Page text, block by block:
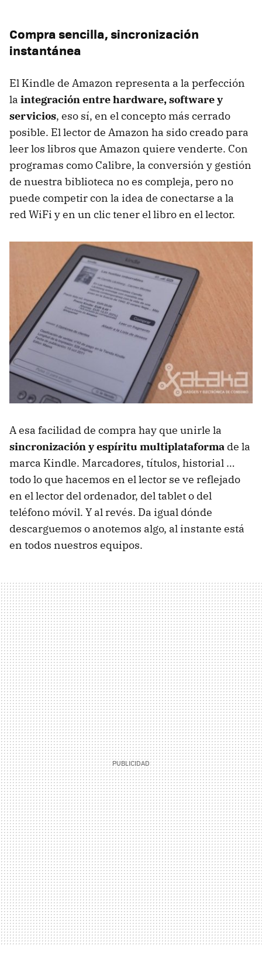
Compra sencilla, sincronización
instantánea
El Kindle de Amazon representa a la perfección
la integración entre hardware, software y
servicios, eso sí, en el concepto más cerrado
posible. El lector de Amazon ha sido creado para
leer los libros que Amazon quiere venderte. Con
programas como Calibre, la conversión y gestión
de nuestra biblioteca no es compleja, pero no
puede competir con la idea de conectarse a la
red WiFi y en un clic tener el libro en el lector.
A esa facilidad de compra hay que unirle la
sincronización y espíritu multiplataforma de la
marca Kindle. Marcadores, títulos, historial …
todo lo que hacemos en el lector se ve reflejado
en el lector del ordenador, del tablet o del
teléfono móvil. Y al revés. Da igual dónde
descarguemos o anotemos algo, al instante está
en todos nuestros equipos.